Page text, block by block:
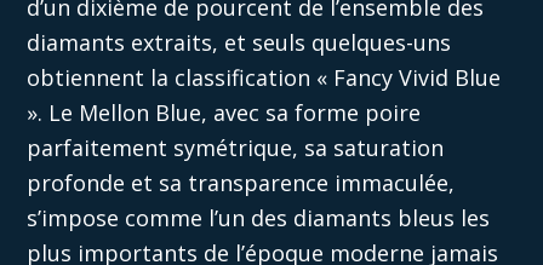
d’un dixième de pourcent de l’ensemble des
diamants extraits, et seuls quelques-uns
obtiennent la classification « Fancy Vivid Blue
». Le Mellon Blue, avec sa forme poire
parfaitement symétrique, sa saturation
profonde et sa transparence immaculée,
s’impose comme l’un des diamants bleus les
plus importants de l’époque moderne jamais